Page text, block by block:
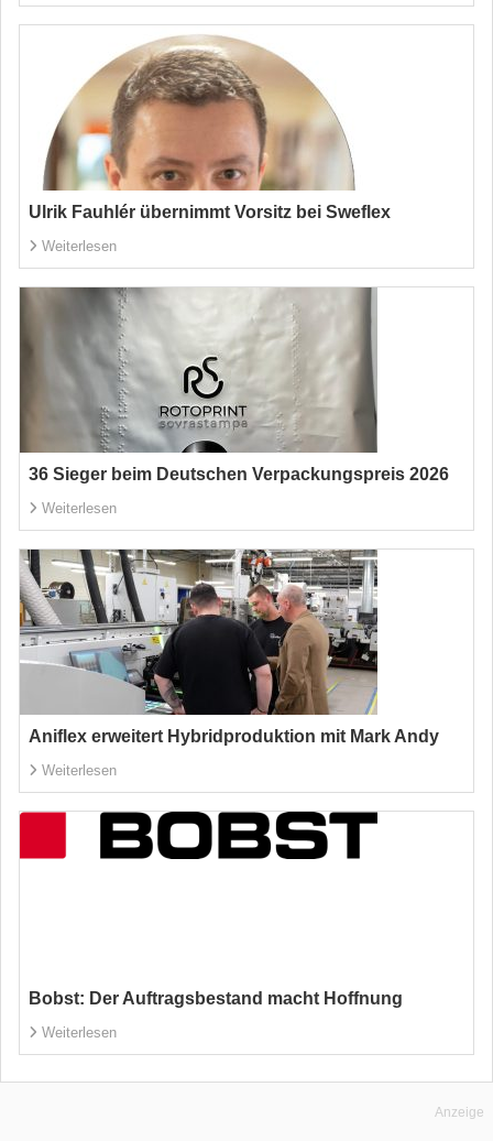
Ulrik Fauhlér übernimmt Vorsitz bei Sweflex
Weiterlesen
36 Sieger beim Deutschen Verpackungspreis 2026
Weiterlesen
Aniflex erweitert Hybridproduktion mit Mark Andy
Weiterlesen
Bobst: Der Auftragsbestand macht Hoffnung
Weiterlesen
Anzeige